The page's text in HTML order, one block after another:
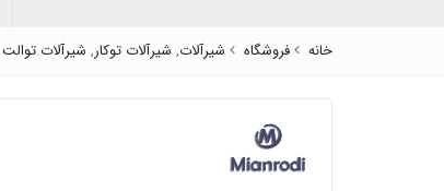
خانه فروشگاه شیرآلات, شیرآلات توکار, شیرآلات توالت